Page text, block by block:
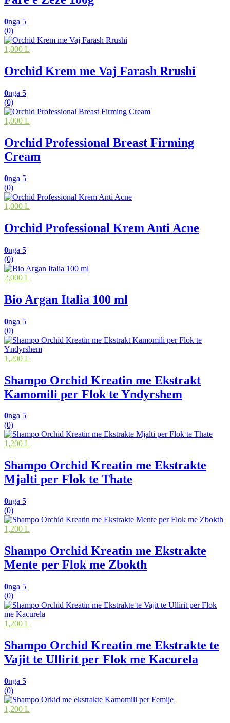
0nga 5
(0)
1,000 L
Orchid Krem me Vaj Farash Rrushi
0nga 5
(0)
1,000 L
Orchid Professional Breast Firming
Cream
0nga 5
(0)
1,000 L
Orchid Professional Krem Anti Acne
0nga 5
(0)
2,000 L
Bio Argan Italia 100 ml
0nga 5
(0)
1,200 L
Shampo Orchid Kreatin me Ekstrakt
Kamomili per Flok te Yndyrshem
0nga 5
(0)
1,200 L
Shampo Orchid Kreatin me Ekstrakte
Mjalti per Flok te Thate
0nga 5
(0)
1,200 L
Shampo Orchid Kreatin me Ekstrakte
Mente per Flok me Zbokth
0nga 5
(0)
1,200 L
Shampo Orchid Kreatin me Ekstrakte te
Vajit te Ullirit per Flok me Kacurela
0nga 5
(0)
1,200 L